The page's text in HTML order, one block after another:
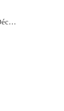
Obernai : Mon Parcours-Découverte dans la Ville